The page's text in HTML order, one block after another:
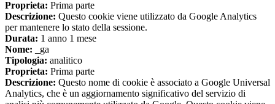
Proprieta: Prima parte
Descrizione: Questo cookie viene utilizzato da Google Analytics
per mantenere lo stato della sessione.
Durata: 1 anno 1 mese
Nome: _ga
Tipologia: analitico
Proprieta: Prima parte
Descrizione: Questo nome di cookie è associato a Google Universal
Analytics, che è un aggiornamento significativo del servizio di